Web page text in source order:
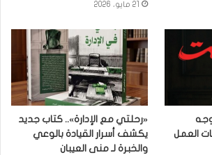
21 مايو، 2026
العمل
«رحلتي مع الإدارة».. كتاب جديد
يكشف أسرار القيادة بالوعي
والخبرة لـ منى العيبان